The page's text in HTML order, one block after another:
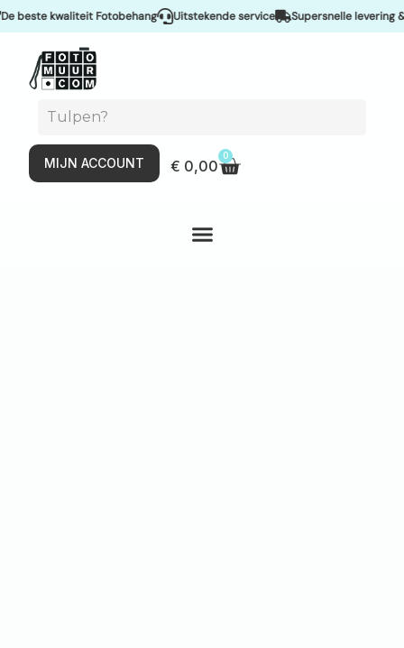
kwaliteit Fotobehang Uitstekende service Supersnelle levering &
MIJN ACCOUNT € 0,00
0